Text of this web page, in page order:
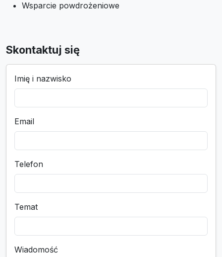
Wsparcie powdrożeniowe
Skontaktuj się
Imię i nazwisko
Email
Telefon
Temat
Wiadomość